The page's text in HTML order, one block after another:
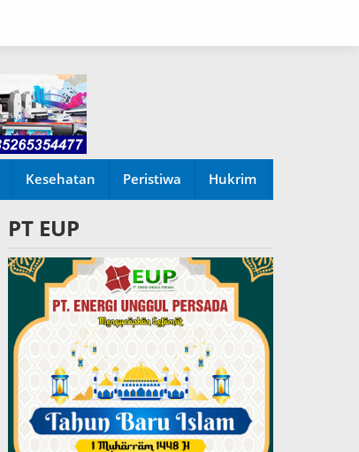
Kesehatan Peristiwa Hukrim
PT EUP